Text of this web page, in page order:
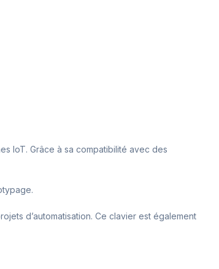
IoT. Grâce à sa compatibilité avec des
d’automatisation. Ce clavier est également